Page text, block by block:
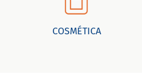
COSMÉTICA